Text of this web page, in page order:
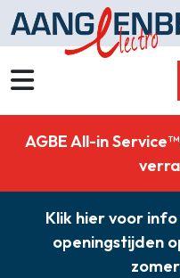
Koken
Professioneel
Quooker
AGBE All-in
Klik hier voor
openingstijden